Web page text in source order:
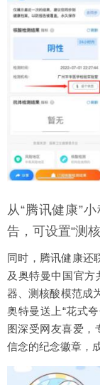
从“腾讯健康”
告，可设置“测
同时，腾讯健康还
及奥特曼中国官方
器、测核酸模范成
奥特曼送上“花式
图深受网友喜爱，
信念的纪念徽章，